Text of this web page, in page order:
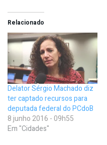
Relacionado
Delator Sérgio Machado diz
ter captado recursos para
deputada federal do PCdoB
8 junho 2016 - 09h55
Em "Cidades"